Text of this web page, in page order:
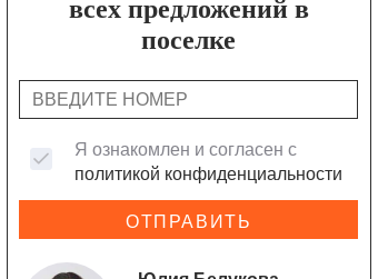
всех предложений в
поселке
Я ознакомлен и согласен с
политикой конфиденциальности
ОТПРАВИТЬ